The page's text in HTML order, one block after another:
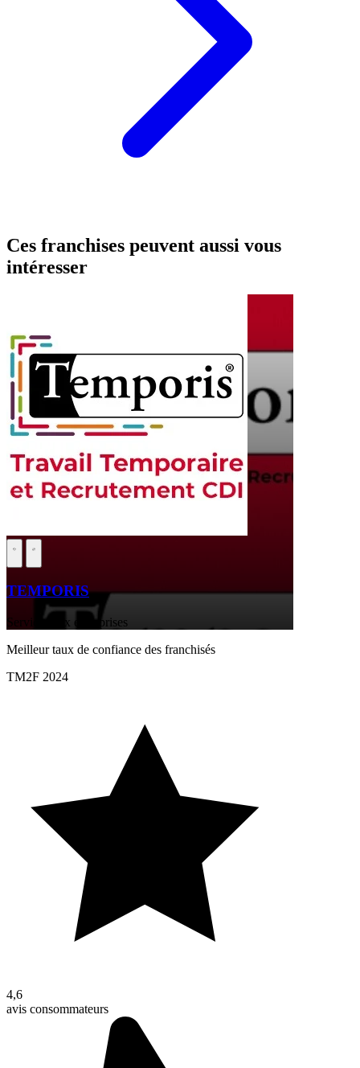
Ces franchises peuvent aussi vous
intéresser
TEMPORIS
Services aux entreprises
Meilleur taux de confiance des franchisés
TM2F 2024
4,6
avis consommateurs